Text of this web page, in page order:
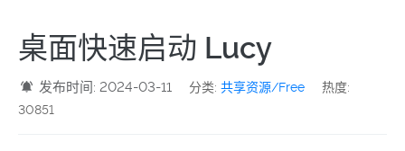
桌面快速启动 Lucy
发布时间: 2024-03-11 分类:共享资源/Free
热度:
30851